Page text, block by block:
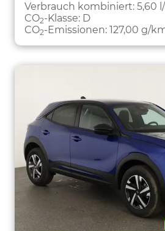
Verbrauch kombiniert: 5,60
CO2-Klasse: D
CO2-Emissionen: 127,00 g/